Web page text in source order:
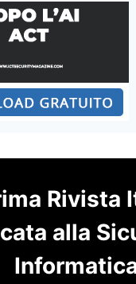
Rivista
alla